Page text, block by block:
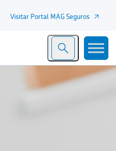
Visitar Portal MAG Seguros